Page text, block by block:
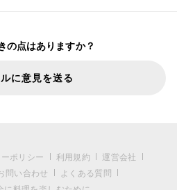
の点はありますか？
に意見を送る
ポリシー 利用規約
運営会社
問い合わせ
よくある質問